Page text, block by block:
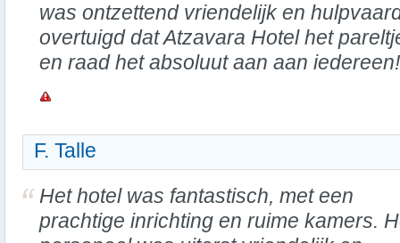
was ontzettend vriendelijk en
overtuigd dat Atzavara Hotel het
en raad het absoluut aan aan iedereen!
F. Talle
Het hotel was fantastisch, met een
prachtige inrichting en ruime kamers.